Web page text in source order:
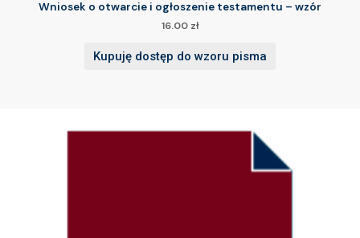
Wniosek o otwarcie i ogłoszenie testamentu – wzór
16.00 zł
Kupuję dostęp do wzoru pisma